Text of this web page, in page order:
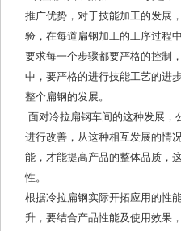
推广优势，对于技能加工的发展
验，在每道扁钢加工的工序过程
要求每一个步骤都要严格的控制
中，要严格的进行技能工艺的进
整个扁钢的发展。
面对冷拉扁钢车间的这种发展，
进行改善，从这种相互发展的情
能，才能提高产品的整体品质，
性。
根据冷拉扁钢实际开拓应用的性
升，要结合产品性能及使用效果